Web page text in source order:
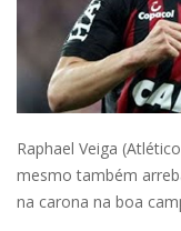
Raphael Veiga
mesmo também
na carona na boa